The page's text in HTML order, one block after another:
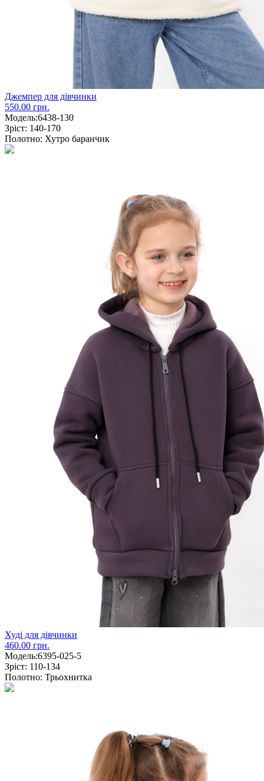
Джемпер для дівчинки
550.00 грн.
Модель:6438-130
Зріст: 140-170
Полотно: Хутро баранчик
Худі для дівчинки
460.00 грн.
Модель:6395-025-5
Зріст: 110-134
Полотно: Трьохнитка